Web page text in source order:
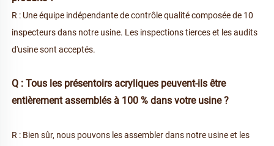
R : Une équipe indépendante de contrôle qualité composée de 10
inspecteurs dans notre usine. Les inspections tierces et les audits
d'usine sont acceptés.
Q : Tous les présentoirs acryliques peuvent-ils être
entièrement assemblés à 100 % dans votre usine ?
R : Bien sûr, nous pouvons les assembler dans notre usine et les